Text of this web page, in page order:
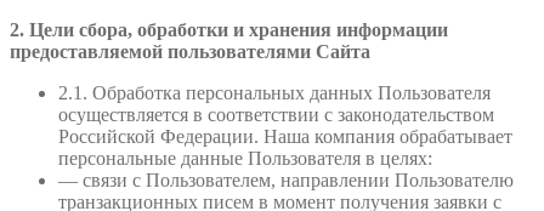
2. Цели сбора, обработки и хранения информации
предоставляемой пользователями Сайта
2.1. Обработка персональных данных Пользователя
осуществляется в соответствии с законодательством
Российской Федерации. Наша компания обрабатывает
персональные данные Пользователя в целях:
— связи с Пользователем, направлении Пользователю
транзакционных писем в момент получения заявки с